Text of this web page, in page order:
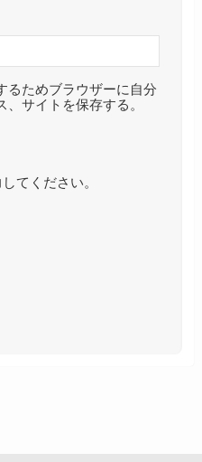
るためブラウザーに自分
サイトを保存する。
てください。